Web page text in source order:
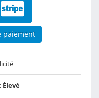
paiement
Élevé